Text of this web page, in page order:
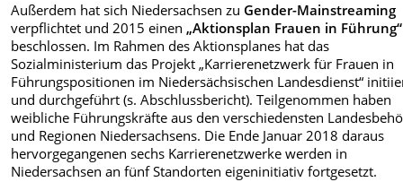
Außerdem hat sich Niedersachsen zu Gender-Mainstreaming
verpflichtet und 2015 einen„Aktionsplan Frauen in Führung“
beschlossen. Im Rahmen des Aktionsplanes hat das
Sozialministerium das Projekt „Karrierenetzwerk für Frauen in
Führungspositionen im Niedersächsischen Landesdienst“
und durchgeführt (s. Abschlussbericht). Teilgenommen haben
weibliche Führungskräfte aus den verschiedensten
und Regionen Niedersachsens. Die Ende Januar 2018 daraus
hervorgegangenen sechs Karrierenetzwerke werden in
Niedersachsen an fünf Standorten eigeninitiativ fortgesetzt.